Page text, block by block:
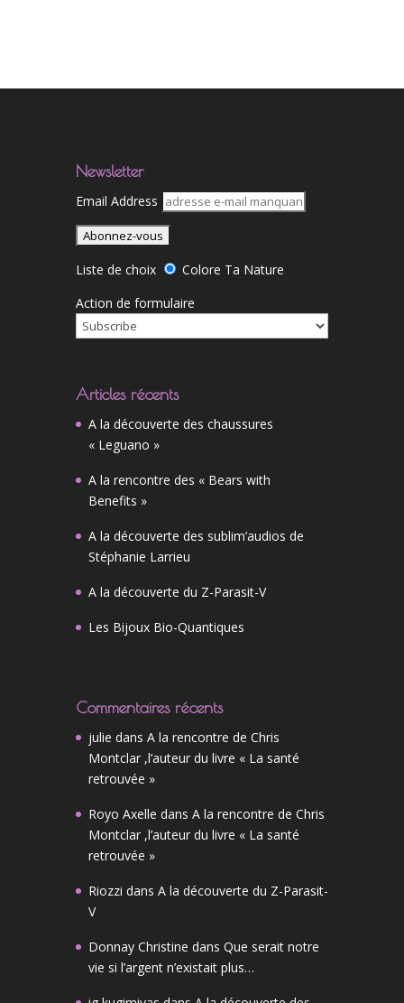
Newsletter
Email Address
Liste de choix
Colore Ta Nature
Action de formulaire
Articles récents
A la découverte des chaussures
« Leguano »
A la rencontre des « Bears with
Benefits »
A la découverte des sublim’audios de
Stéphanie Larrieu
A la découverte du Z-Parasit-V
Les Bijoux Bio-Quantiques
Commentaires récents
julie dans A la rencontre de Chris
Montclar ,l’auteur du livre « La santé
retrouvée »
Royo Axelle dans A la rencontre de Chris
Montclar ,l’auteur du livre « La santé
retrouvée »
Riozzi dans A la découverte du Z-Parasit-
V
Donnay Christine dans Que serait notre
vie si l’argent n’existait plus…